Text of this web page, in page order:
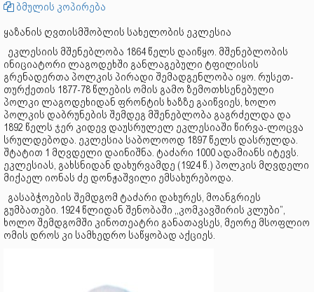
ბმულის კოპირება
ყაზანის ღვთისმშობლის სახელობის ეკლესია
ეკლესიის მშენებლობა 1864 წელს დაიწყო. მშენებლობის
ინიციატორი ლაგოდეხში განლაგებული ტფილისის
გრენადერთა პოლკის პირადი შემადგენლობა იყო. რუსეთ-
თურქეთის 1877-78 წლების ომის გამო ზემოთხსენებული
პოლკი ლაგოდეხიდან ფრონტის ხაზზე გაიწვიეს, ხოლო
პოლკის დაბრუნების შემდეგ მშენებლობა გაგრძელდა და
1892 წელს ჯერ კიდევ დაუსრულელ ეკლესიაში წირვა-ლოცვა
სრულდებოდა. ეკლესია საბოლოოდ 1897 წელს დასრულდა.
შტატით 1 მღვდელი დაინიშნა. ტაძარი 1000 ადამიანს იტევს.
ეკლესიას, გახსნიდან დახურვამდე (1924 წ.) პოლკის მღვდელი
მიქაელ იონას ძე დონჟაშვილი ემსახურებოდა.
გასაბჭოების შემდგომ ტაძარი დახურეს, მოანგრიეს
გუმბათები. 1924 წლიდან შენობაში ,,კომკავშირის კლუბი”,
ხოლო შემდგომში კინოთეატრი განათავსეს, მეორე მსოფლიო
ომის დროს კი სამხედრო საწყობად აქციეს.